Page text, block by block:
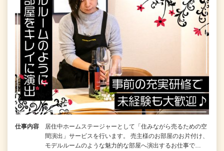
仕事内容
居住中ホームステージャーとして「住みながら売るための空
間演出」サービスを行います。 売主様のお部屋のお片付け、
モデルルームのような魅力的な部屋へ演出するお仕事で…